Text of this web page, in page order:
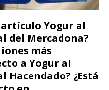
artículo Yogur al
del Mercadona?
más
a Yogur al
¿Está